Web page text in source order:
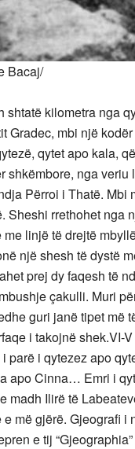
Bacaj/
shtatë kilometra nga
Gradec, mbi një
qytet apo kala,
shkëmbore, nga
Përroi i Thatë. Mbi
Sheshi rrethohet nga
me linjë të drejtë
një shesh të dystë
prej dy faqesh të
çakulli. Muri
guri janë tipet më
i takojnë shek.VI-
i parë i qytezez apo
apo Cinna… Emri i
madh Ilirë të
e më gjërë. Gjeografi i
e tij